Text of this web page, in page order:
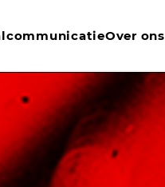
Over ons